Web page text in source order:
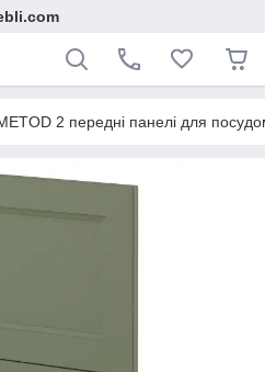
2 передні панелі для